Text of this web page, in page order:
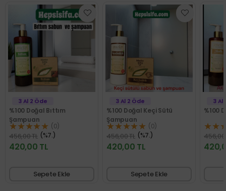
Al 2 Öde
Doğal Bıttım
(0)
TL (%7.)
3 Al 2 Öde
%100 Doğal Keçi Sütü
Şampuan
★★★★★ (0)
456,00 TL (%7.)
3 Al 2 Öde
★★★★★
456,00 TL